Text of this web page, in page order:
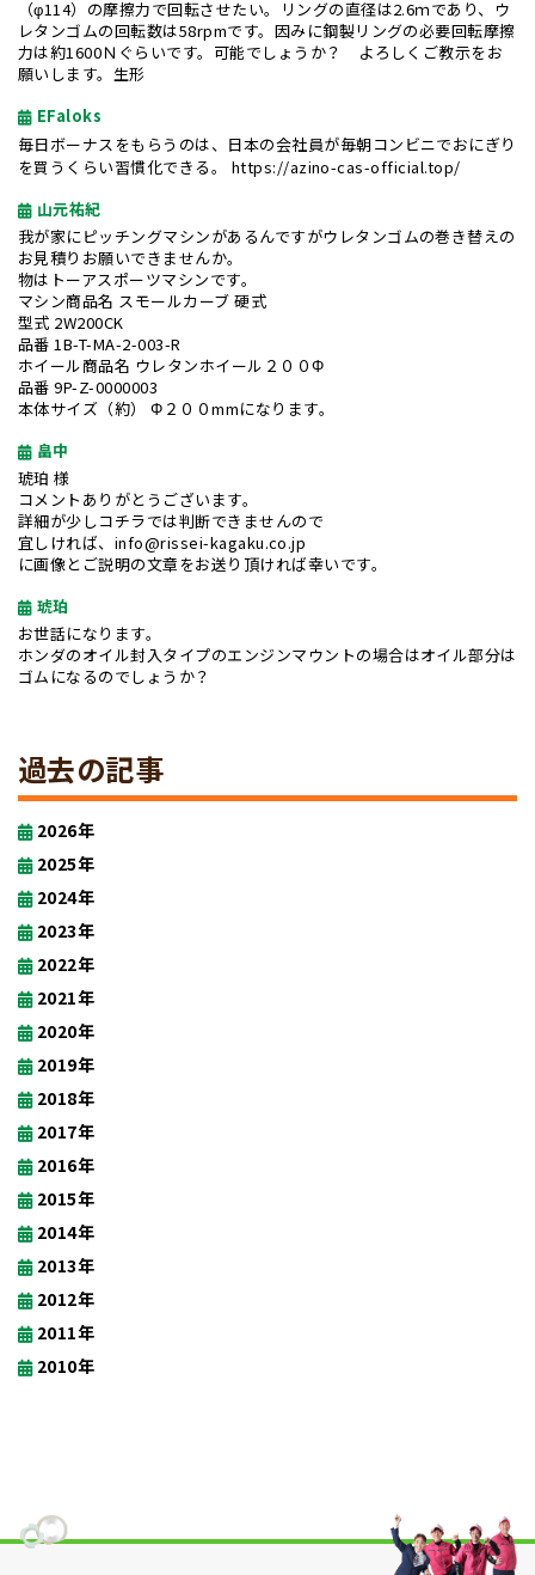
（φ114）の摩擦力で回転させたい。リングの直径は2.6ｍであり、ウ
レタンゴムの回転数は58rpmです。因みに鋼製リングの必要回転摩擦
力は約1600Ｎぐらいです。可能でしょうか？ よろしくご教示をお
願いします。生形
EFaloks
毎日ボーナスをもらうのは、日本の会社員が毎朝コンビニでおにぎり
を買うくらい習慣化できる。 https://azino-cas-official.top/
山元祐紀
我が家にピッチングマシンがあるんですがウレタンゴムの巻き替えの
お見積りお願いできませんか。
物はトーアスポーツマシンです。
マシン商品名 スモールカーブ 硬式
型式 2W200CK
品番 1B-T-MA-2-003-R
ホイール商品名 ウレタンホイール２００Φ
品番 9P-Z-0000003
本体サイズ（約） Φ２００mmになります。
畠中
琥珀 様
コメントありがとうございます。
詳細が少しコチラでは判断できませんので
宜しければ、info@rissei-kagaku.co.jp
に画像とご説明の文章をお送り頂ければ幸いです。
琥珀
お世話になります。
ホンダのオイル封入タイプのエンジンマウントの場合はオイル部分は
ゴムになるのでしょうか？
過去の記事
2026年
2025年
2024年
2023年
2022年
2021年
2020年
2019年
2018年
2017年
2016年
2015年
2014年
2013年
2012年
2011年
2010年